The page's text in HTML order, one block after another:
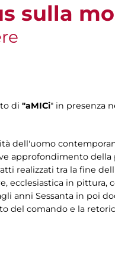
sulla
di "aMICi" in presenza
dell'uomo
approfondimento
realizzati tra la fine
ecclesiastica in
anni Sessanta in poi
del comando e la